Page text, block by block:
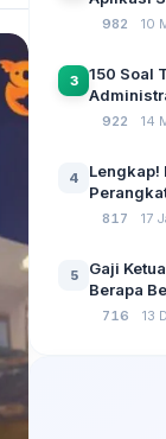
SPP
982 10
3
150 Soal
922 14
4
Lengkap!
No 3
817 17
5
Gaji
Berapa
716 13